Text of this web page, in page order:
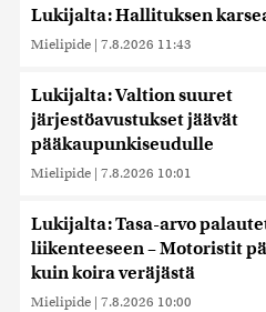
Lukijalta: Hallituksen
Mielipide | 7.8.2026 11:43
Lukijalta: Valtion suuret
järjestöavustukset jäävät
pääkaupunkiseudulle
Mielipide | 7.8.2026 10:01
Lukijalta: Tasa-arvo
liikenteeseen – Motoristit
kuin koira veräjästä
Mielipide | 7.8.2026 10:00